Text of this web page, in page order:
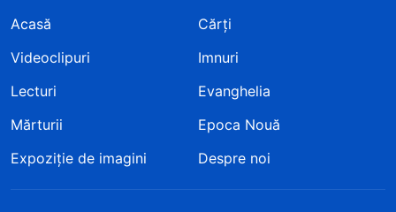
Acasă
Cărți
Videoclipuri
Imnuri
Lecturi
Evanghelia
Mărturii
Epoca Nouă
Expoziție de imagini
Despre noi